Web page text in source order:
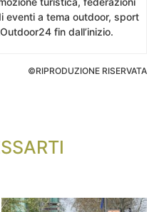
eventi a tema outdoor, sport
fin dall’inizio.
©RIPRODUZIONE RISERVATA